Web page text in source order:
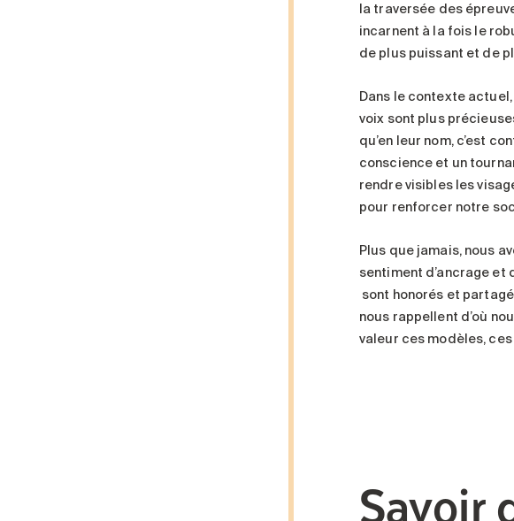
la traversée des
incarnent à la fois le
de plus puissant et de
Dans le contexte
voix sont plus
qu’en leur nom, c’est
conscience et un
rendre visibles les
pour renforcer notre
Plus que jamais, nous
sentiment d’ancrage et
sont honorés et
nous rappellent d’où
valeur ces modèles,
Savoir